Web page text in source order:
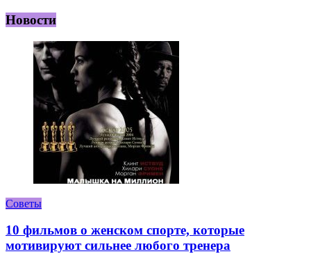
Новости
Советы
10 фильмов о женском спорте, которые
мотивируют сильнее любого тренера